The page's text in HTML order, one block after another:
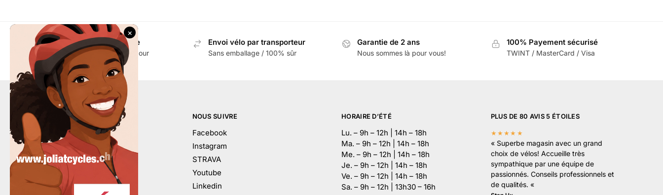
Envoi gratuit en Suisse
Dès CHF 100.- d'achat pour
accessoires
Envoi vélo par transporteur
Sans emballage / 100% sûr
Garantie de 2 ans
Nous sommes là pour vous!
100% Payement sécurisé
TWINT / MasterCard / Visa
Mon compte
Contactez-nous
Conditions générales
À votre service
Calendrier
NOUS SUIVRE
Facebook
Instagram
STRAVA
Youtube
Linkedin
HORAIRE D’ÉTÉ
Lu. – 9h – 12h | 14h – 18h
Ma. – 9h – 12h | 14h – 18h
Me. – 9h – 12h | 14h – 18h
Je. – 9h – 12h | 14h – 18h
Ve. – 9h – 12h | 14h – 18h
Sa. – 9h – 12h | 13h30 – 16h
PLUS DE 80 AVIS 5 ÉTOILES
★★★★★
« Superbe magasin avec un grand
choix de vélos! Accueille très
sympathique par une équipe de
passionnés. Conseils professionnels et
de qualités. «